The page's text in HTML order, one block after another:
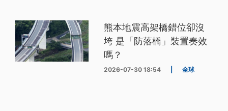
熊本地震高架橋錯位卻沒
垮 是「防落橋」裝置奏效
嗎？
2026-07-30 18:54 全球